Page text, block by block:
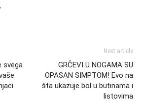
svega
Next article
GRČEVI U NOGAMA SU
OPASAN SIMPTOM! Evo na
šta ukazuje bol u butinama i
listovima